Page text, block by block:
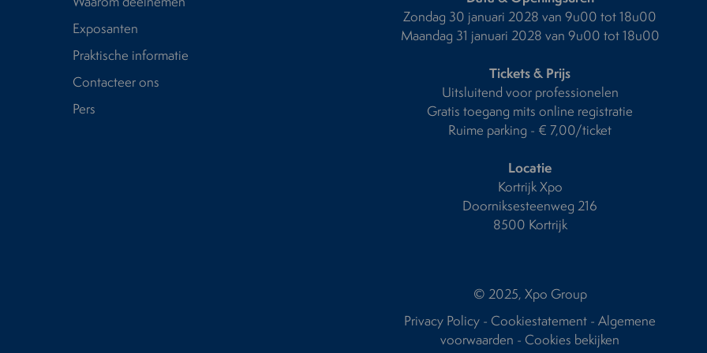
Exposanten
Praktische informatie
Contacteer ons
Pers
Zondag 30 januari 2028 van 9u00 tot 18u00
Maandag 31 januari 2028 van 9u00 tot 18u00
Tickets & Prijs
Uitsluitend voor professionelen
Gratis toegang mits online registratie
Ruime parking - € 7,00/ticket
Locatie
Kortrijk Xpo
Doorniksesteenweg 216
8500 Kortrijk
© 2025, Xpo Group
Privacy Policy - Cookiestatement -Algemene
voorwaarden - Cookies bekijken